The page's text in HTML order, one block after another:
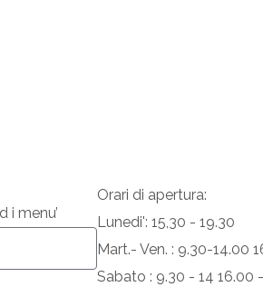
i menu’
Orari di apertura:
Lunedi': 15,30 - 19.30
Mart.- Ven. : 9.30-14.00
Sabato : 9.30 - 14 16.00